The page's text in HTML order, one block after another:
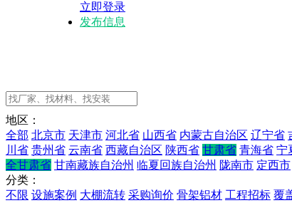
立即登录
发布信息
地区：
全部 北京市 天津市 河北省 山西省 内蒙古自治区 辽宁省
川省 贵州省 云南省 西藏自治区 陕西省 甘肃省 青海省 宁
全甘肃省 甘南藏族自治州 临夏回族自治州 陇南市 定西市
分类：
不限 设施案例 大棚流转 采购询价 骨架铝材 工程招标 覆